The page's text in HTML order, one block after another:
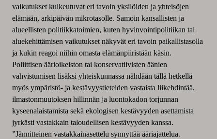
vaikutukset kulkeutuvat eri tavoin yksilöiden ja yhteisöjen
elämään, arkipäivän mikrotasolle. Samoin kansallisten ja
alueellisten politiikkatoimien, kuten hyvinvointipolitiikan tai
aluekehittämisen vaikutukset näkyvät eri tavoin paikallistasolla
ja kukin reagoi niihin omasta elämänpiiristään käsin.
Poliittisen äärioikeiston tai konservatiivisten äänien
vahvistumisen lisäksi yhteiskunnassa nähdään tällä hetkellä
myös ympäristö- ja kestävyystieteiden vastaista liikehdintää,
ilmastonmuutoksen hillinnän ja luontokadon torjunnan
kyseenalaistamista sekä ekologisen kestävyyden asettamista
jyrkästi vastakkain taloudellisen kestävyyden kanssa.
”Jännitteinen vastakkainasettelu synnyttää ääriajattelua.